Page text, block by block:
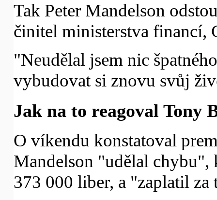
Tak Peter Mandelson
činitel ministerstva financí,
"Neudělal jsem nic
vybudovat si znovu svůj
Jak na to reagoval Tony
O víkendu konstatoval
Mandelson "udělal
373 000 liber, a "zaplatil